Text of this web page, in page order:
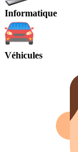
Informatique
Véhicules